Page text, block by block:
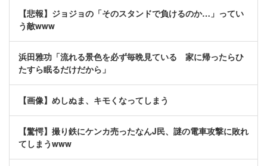
【悲報】ジョジョの「そのスタンドで負けるのか…」ってい
う敵www
浜田雅功「流れる景色を必ず毎晩見ている 家に帰ったらひ
たすら眠るだけだから」
【画像】めしぬま、キモくなってしまう
【驚愕】撮り鉄にケンカ売ったなんJ民、謎の電車攻撃に敗れ
てしまうwww